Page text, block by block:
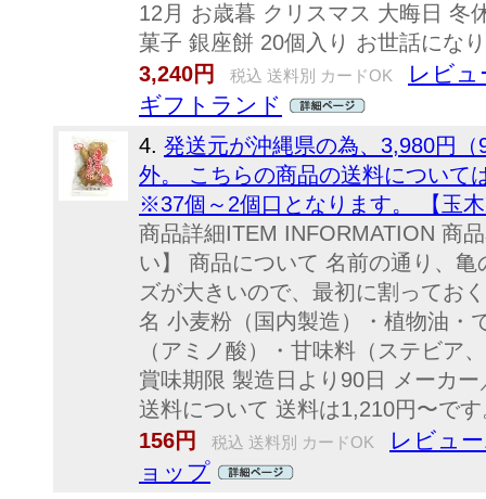
12月 お歳暮 クリスマス 大晦日 冬
菓子 銀座餅 20個入り お世話にな
3,240円
税込 送料別 カードOK
レビュ
ギフトランド
4. 発送元が沖縄県の為、3,980円
外。 こちらの商品の送料につい
※37個～2個口となります。 【玉
商品詳細ITEM INFORMATION 商
い】 商品について 名前の通り、
ズが大きいので、最初に割ってお
名 小麦粉（国内製造）・植物油・
（アミノ酸）・甘味料（ステビア
賞味期限 製造日より90日 メーカ
送料について 送料は1,210円〜で
156円
税込 送料別 カードOK
レビュ
ョップ